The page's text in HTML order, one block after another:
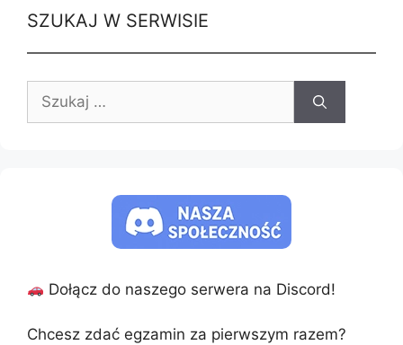
SZUKAJ W SERWISIE
Szukaj:
Dołącz do naszego serwera na Discord!
Chcesz zdać egzamin za pierwszym razem?